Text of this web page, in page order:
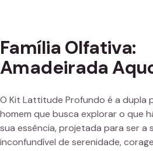
Família Olfativa:
Amadeirada
O Kit Lattitude Profundo é a dupla
homem que busca explorar o que
sua essência, projetada para ser a
inconfundível de serenidade,